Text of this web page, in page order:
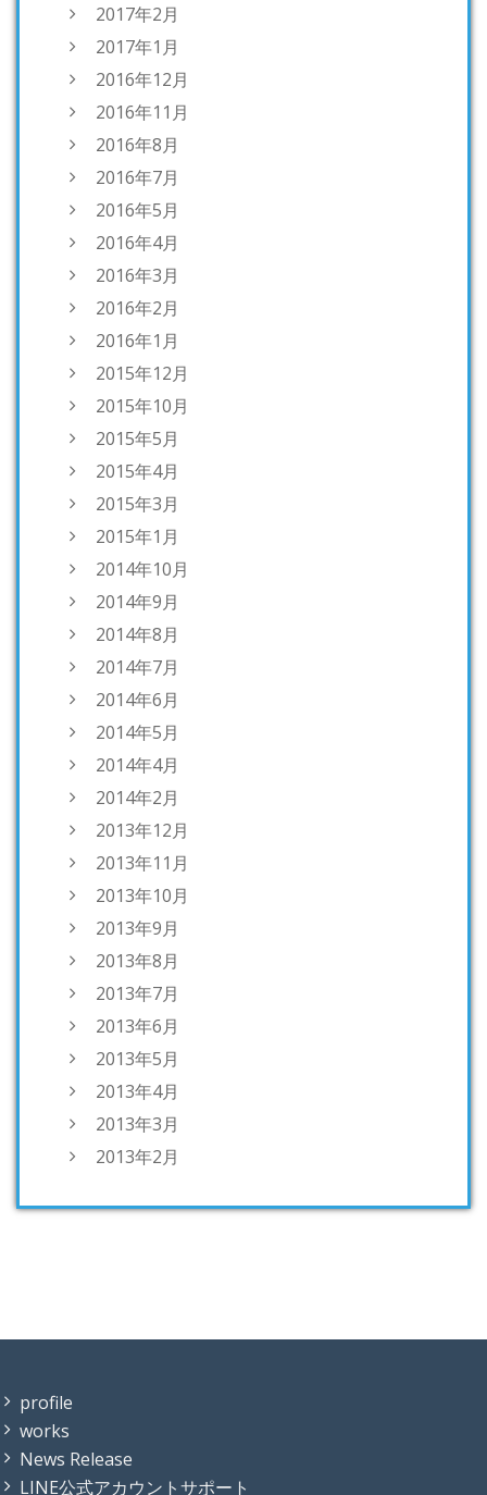
2017年2月
2017年1月
2016年12月
2016年11月
2016年8月
2016年7月
2016年5月
2016年4月
2016年3月
2016年2月
2016年1月
2015年12月
2015年10月
2015年5月
2015年4月
2015年3月
2015年1月
2014年10月
2014年9月
2014年8月
2014年7月
2014年6月
2014年5月
2014年4月
2014年2月
2013年12月
2013年11月
2013年10月
2013年9月
2013年8月
2013年7月
2013年6月
2013年5月
2013年4月
2013年3月
2013年2月
profile
works
News Release
LINE公式アカウントサポート